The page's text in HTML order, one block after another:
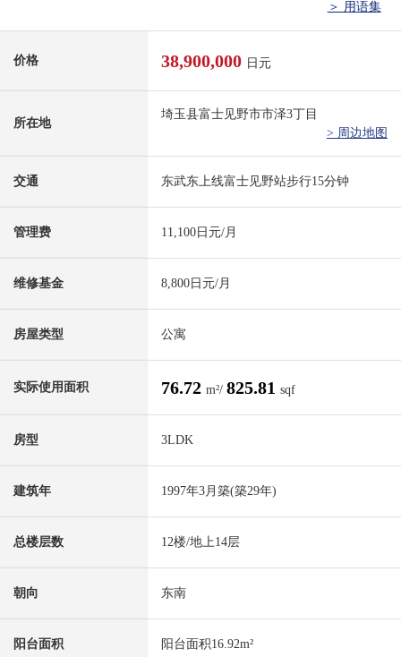
＞ 用语集
价格 38,900,000 日元
所在地
埼玉县富士见野市市泽3丁目
> 周边地图
交通 东武东上线富士见野站步行15分钟
管理费 11,100日元/月
维修基金 8,800日元/月
房屋类型 公寓
实际使用面积 76.72 m²/ 825.81 sqf
房型 3LDK
建筑年 1997年3月築(築29年)
总楼层数 12楼/地上14层
朝向 东南
阳台面积 阳台面积16.92m²